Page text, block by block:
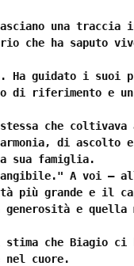
lasciano una
che ha
Ha guidato i
riferimento e un
che coltivava
di ascolto
sua famiglia.
A voi —
più grande e il
e
che Biagio
nel cuore.